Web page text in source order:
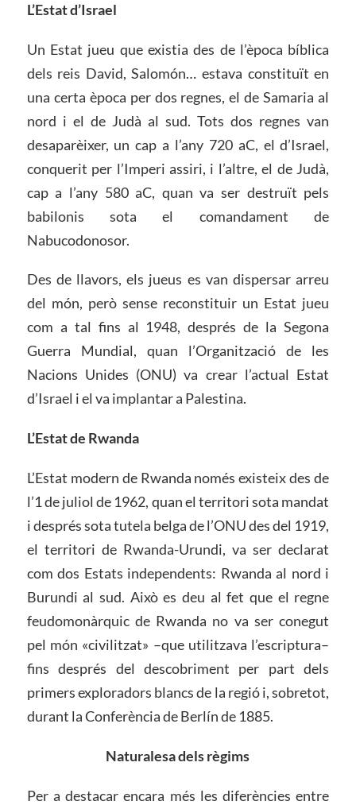
L’Estat d’Israel
Un Estat jueu que existia des de l’època bíblica
dels reis David, Salomón… estava constituït en
una certa època per dos regnes, el de Samaria al
nord i el de Judà al sud. Tots dos regnes van
desaparèixer, un cap a l’any 720 aC, el d’Israel,
conquerit per l’Imperi assiri, i l’altre, el de Judà,
cap a l’any 580 aC, quan va ser destruït pels
babilonis sota el comandament de
Nabucodonosor.
Des de llavors, els jueus es van dispersar arreu
del món, però sense reconstituir un Estat jueu
com a tal fins al 1948, després de la Segona
Guerra Mundial, quan l’Organització de les
Nacions Unides (ONU) va crear l’actual Estat
d’Israel i el va implantar a Palestina.
L’Estat de Rwanda
L’Estat modern de Rwanda només existeix des de
l’1 de juliol de 1962, quan el territori sota mandat
i després sota tutela belga de l’ONU des del 1919,
el territori de Rwanda-Urundi, va ser declarat
com dos Estats independents: Rwanda al nord i
Burundi al sud. Això es deu al fet que el regne
feudomonàrquic de Rwanda no va ser conegut
pel món «civilitzat» –que utilitzava l’escriptura–
fins després del descobriment per part dels
primers exploradors blancs de la regió i, sobretot,
durant la Conferència de Berlín de 1885.
Naturalesa dels règims
Per a destacar encara més les diferències entre